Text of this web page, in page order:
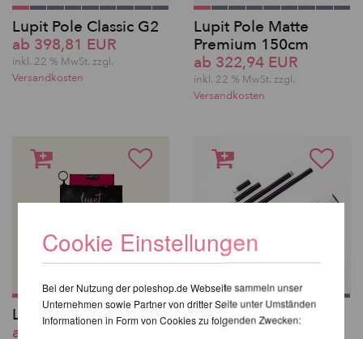
Lupit Pole Classic G2
ab 398,81 EUR
inkl. 22 % MwSt. zzgl.
Versandkosten
Lupit Pole Matte
Premium 150cm
ab 322,94 EUR
inkl. 22 % MwSt. zzgl.
Versandkosten
Lupit Pole Grip G3
ab 18,44 EUR
Lupit Pole Classic G2
QUICK LOCK
Cookie Einstellungen
Bei der Nutzung der poleshop.de Webseite sammeln unser
Unternehmen sowie Partner von dritter Seite unter Umständen
Informationen in Form von Cookies zu folgenden Zwecken: